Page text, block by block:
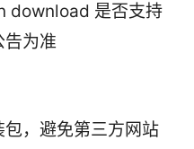
download 是否支持
告为准
，避免第三方网站